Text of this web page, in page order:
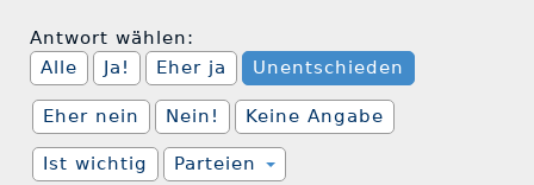
Antwort wählen:
Alle
Ja! Eher ja Unentschieden
Eher nein Nein! Keine Angabe
Ist wichtig Parteien